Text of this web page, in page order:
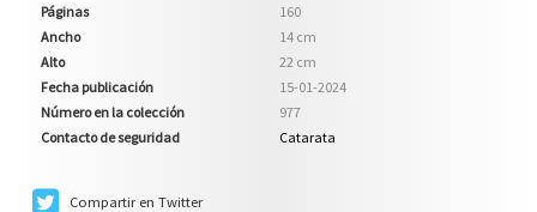
Páginas
160
Ancho
14 cm
Alto
22 cm
Fecha publicación
15-01-2024
Número en la colección
977
Contacto de seguridad
Catarata
Compartir en Twitter